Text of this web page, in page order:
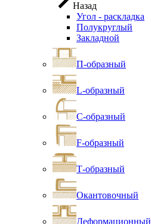
Назад
Угол - раскладка
Полукруглый
Закладной
П-образный
L-образный
С-образный
F-образный
Т-образный
Окантовочный
Деформационный